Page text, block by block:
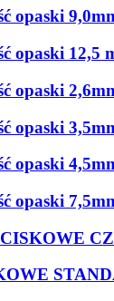
opaski
opaski 12,5
opaski
opaski
opaski
opaski